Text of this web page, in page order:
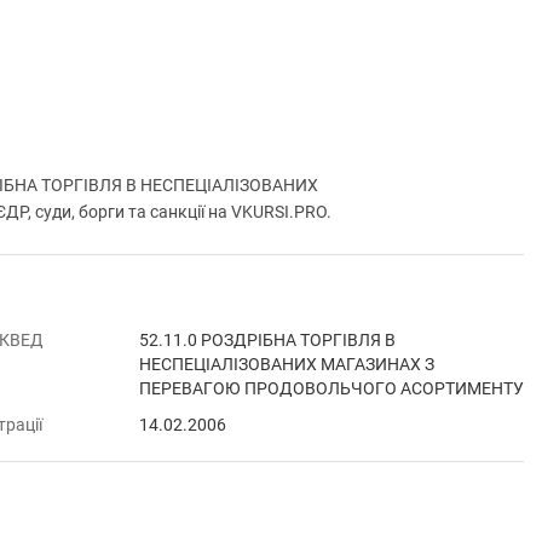
ТОРГІВЛЯ В НЕСПЕЦІАЛІЗОВАНИХ
борги та санкції на VKURSI.PRO.
52.11.0 РОЗДРІБНА ТОРГІВЛЯ В
НЕСПЕЦІАЛІЗОВАНИХ МАГАЗИНАХ З
ПЕРЕВАГОЮ ПРОДОВОЛЬЧОГО АСОРТИМЕНТУ
14.02.2006